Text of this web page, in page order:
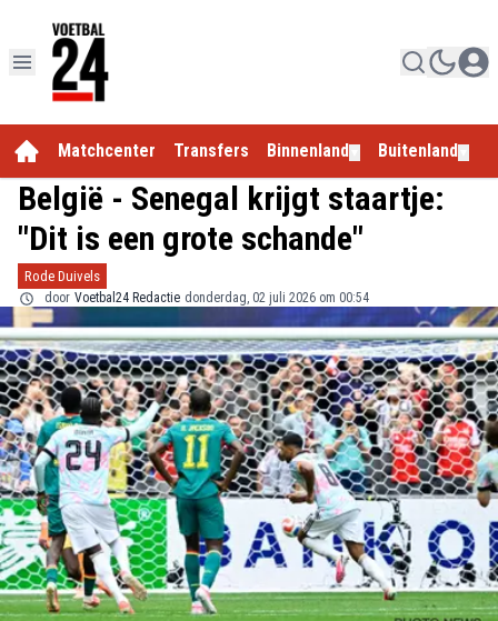
Matchcenter Transfers Binnenland Buitenland
België - Senegal krijgt staartje:
"Dit is een grote schande"
Rode Duivels
door Voetbal24 Redactie donderdag, 02 juli 2026 om 00:54